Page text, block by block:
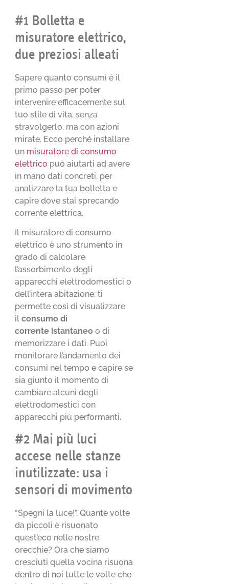
#1 Bolletta e
misuratore elettrico,
due preziosi alleati
Sapere quanto consumi è il
primo passo per poter
intervenire efficacemente sul
tuo stile di vita, senza
stravolgerlo, ma con azioni
mirate. Ecco perché installare
un misuratore di consumo
elettrico può aiutarti ad avere
in mano dati concreti, per
analizzare la tua bolletta e
capire dove stai sprecando
corrente elettrica.
Il misuratore di consumo
elettrico è uno strumento in
grado di calcolare
l’assorbimento degli
apparecchi elettrodomestici o
dell’intera abitazione: ti
permette così di visualizzare
ilconsumo di
corrente istantaneo o di
memorizzare i dati. Puoi
monitorare l’andamento dei
consumi nel tempo e capire se
sia giunto il momento di
cambiare alcuni degli
elettrodomestici con
apparecchi più performanti.
#2 Mai più luci
accese nelle stanze
inutilizzate: usa i
sensori di movimento
“Spegni la luce!”. Quante volte
da piccoli è risuonato
quest’eco nelle nostre
orecchie? Ora che siamo
cresciuti quella vocina risuona
dentro di noi tutte le volte che